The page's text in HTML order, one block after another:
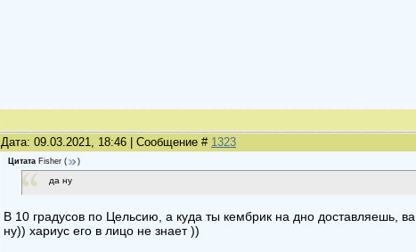
Дата: 09.03.2021, 18:46 | Сообщение # 1323
Цитата Fisher ( )
да ну
В 10 градусов по Цельсию, а куда ты кембрик на дно доставляешь,
ну)) хариус его в лицо не знает ))